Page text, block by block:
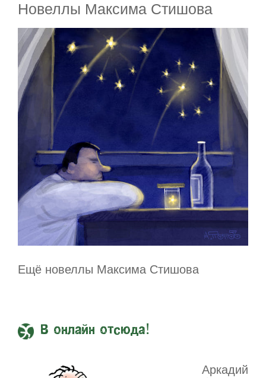
Новеллы Максима Стишова
Ещё новеллы Максима Стишова
В онлайн отсюда!
Аркадий